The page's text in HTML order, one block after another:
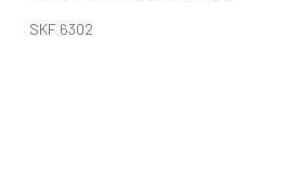
SKF 6302